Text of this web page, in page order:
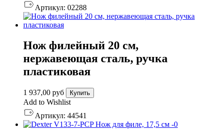
Артикул: 02288
Нож филейный 20 см,
нержавеющая сталь, ручка
пластиковая
1 937,00 руб Купить
Add to Wishlist
Артикул: 44541